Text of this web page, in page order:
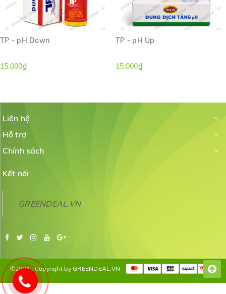
TP - pH Down
15.000₫
TP - pH Up
15.000₫
Liên hệ
Hỗ trợ
Chính sách
Kết nối
GREENDEAL.VN
©2021 | Copyright by GREENDEAL.VN